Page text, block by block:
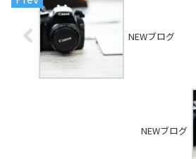
NEWブログ
NEWブログ